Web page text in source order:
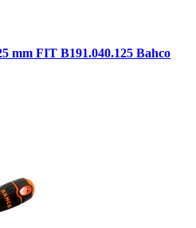
mm FIT B191.040.125 Bahco